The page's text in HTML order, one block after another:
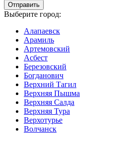
Выберите город:
Алапаевск
Арамиль
Артемовский
Асбест
Березовский
Богданович
Верхний Тагил
Верхняя Пышма
Верхняя Салда
Верхняя Тура
Верхотурье
Волчанск